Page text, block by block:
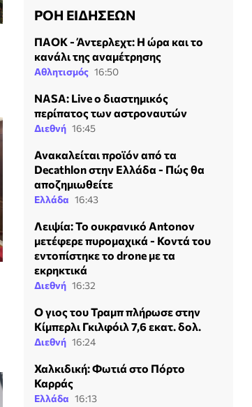
ΡΟΗ ΕΙΔΗΣΕΩΝ
ΠΑΟΚ - Άντερλεχτ: Η ώρα και το
κανάλι της αναμέτρησης
Αθλητισμός 16:50
NASA: Live ο διαστημικός
περίπατος των αστροναυτών
Διεθνή 16:45
Ανακαλείται προϊόν από τα
Decathlon στην Ελλάδα - Πώς θα
αποζημιωθείτε
Ελλάδα 16:43
Λειψία: Το ουκρανικό Antonov
μετέφερε πυρομαχικά - Κοντά του
εντοπίστηκε το drone με τα
εκρηκτικά
Διεθνή 16:32
Ο γιος του Τραμπ πλήρωσε στην
Κίμπερλι Γκιλφόιλ 7,6 εκατ. δολ.
Διεθνή 16:24
Χαλκιδική: Φωτιά στο Πόρτο
Καρράς
Ελλάδα 16:13